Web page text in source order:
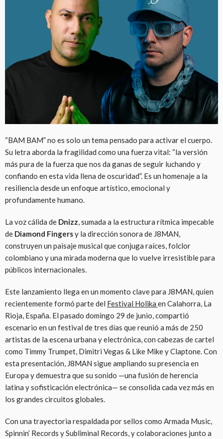
“BAM BAM” no es solo un tema pensado para activar el cuerpo.
Su letra aborda la fragilidad como una fuerza vital: “la versión
más pura de la fuerza que nos da ganas de seguir luchando y
confiando en esta vida llena de oscuridad”. Es un homenaje a la
resiliencia desde un enfoque artístico, emocional y
profundamente humano.
La voz cálida de Dnizz, sumada a la estructura rítmica impecable
de Diamond Fingersy la dirección sonora de J8MAN,
construyen un paisaje musical que conjuga raíces, folclor
colombiano y una mirada moderna que lo vuelve irresistible para
públicos internacionales.
Este lanzamiento llega en un momento clave para J8MAN, quien
recientemente formó parte del Festival Holika en Calahorra, La
Rioja, España. El pasado domingo 29 de junio, compartió
escenario en un festival de tres días que reunió a más de 250
artistas de la escena urbana y electrónica, con cabezas de cartel
como Timmy Trumpet, Dimitri Vegas & Like Mike y Claptone. Con
esta presentación, J8MAN sigue ampliando su presencia en
Europa y demuestra que su sonido —una fusión de herencia
latina y sofisticación electrónica— se consolida cada vez más en
los grandes circuitos globales.
Con una trayectoria respaldada por sellos como Armada Music,
Spinnin’ Records y Subliminal Records, y colaboraciones junto a